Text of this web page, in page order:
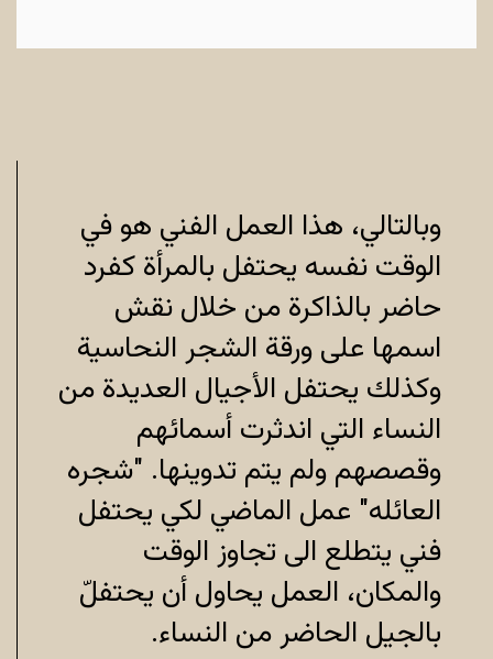
وبالتالي، هذا العمل الفني هو في
الوقت نفسه يحتفل بالمرأة كفرد
حاضر بالذاكرة من خلال نقش
اسمها على ورقة الشجر النحاسية
وكذلك يحتفل الأجيال العديدة من
النساء التي اندثرت أسمائهم
وقصصهم ولم يتم تدوينها. "شجره
العائله" عمل الماضي لكي يحتفل
فني يتطلع الى تجاوز الوقت
والمكان، العمل يحاول أن يحتفل
بالجيل الحاضر من النساء.